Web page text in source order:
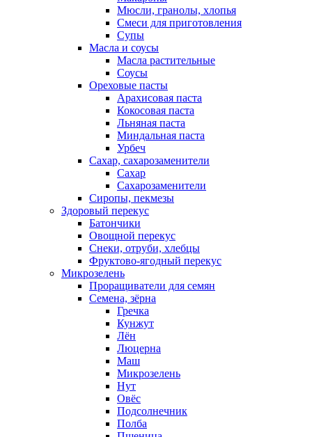
Мюсли, гранолы, хлопья
Смеси для приготовления
Супы
Масла и соусы
Масла растительные
Соусы
Ореховые пасты
Арахисовая паста
Кокосовая паста
Льняная паста
Миндальная паста
Урбеч
Сахар, сахарозаменители
Сахар
Сахарозаменители
Сиропы, пекмезы
Здоровый перекус
Батончики
Овощной перекус
Снеки, отруби, хлебцы
Фруктово-ягодный перекус
Микрозелень
Проращиватели для семян
Семена, зёрна
Гречка
Кунжут
Лён
Люцерна
Маш
Микрозелень
Нут
Овёс
Подсолнечник
Полба